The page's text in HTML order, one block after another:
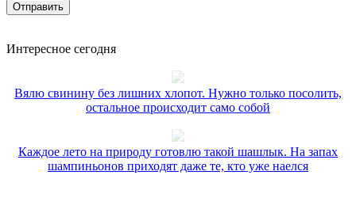
Интересное сегодня
Вялю свинину без лишних хлопот. Нужно только посолить,
остальное происходит само собой
Каждое лето на природу готовлю такой шашлык. На запах
шампиньонов приходят даже те, кто уже наелся